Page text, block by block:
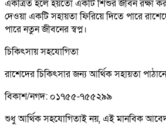
একত্রিত হলে হয়তো একটি শিশুর জীবন রক্ষা
দেওয়া একটি সহায়তা ফিরিয়ে দিতে পারে
পারে নতুন জীবনের স্বপ্ন।
চিকিৎসায় সহযোগিতা
রাশেদের চিকিৎসার জন্য আর্থিক সহায়তা
বিকাশ/নগদ: ০১৭৫৫-৭৫৫২৯৯
শুধু আর্থিক সহযোগিতাই নয়, এই মানবিক